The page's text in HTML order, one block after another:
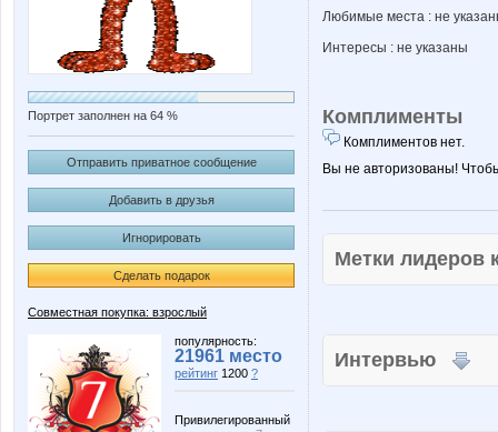
Портрет заполнен на 64 %
Отправить приватное сообщение
Добавить в друзья
Игнорировать
Сделать подарок
Совместная покупка: взрослый
популярность:
21961 место
рейтинг 1200 ?
Привилегированный
Любимые места : не
Интересы : не указаны
Комплименты
Комплиментов нет.
Вы не авторизованы!
Метки
Интервью